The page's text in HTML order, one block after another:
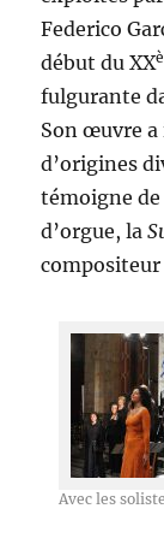
Federico
début du XX
fulgurante
Son œuvre
d’origines
témoigne
d’orgue, la
Avec les